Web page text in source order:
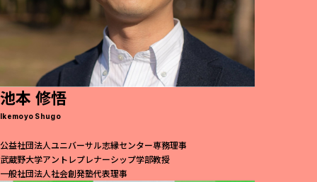
池本 修悟
Ikemoyo Shugo
公益社団法人ユニバーサル志縁センター専務理事
武蔵野大学アントレプレナーシップ学部教授
一般社団法人社会創発塾代表理事